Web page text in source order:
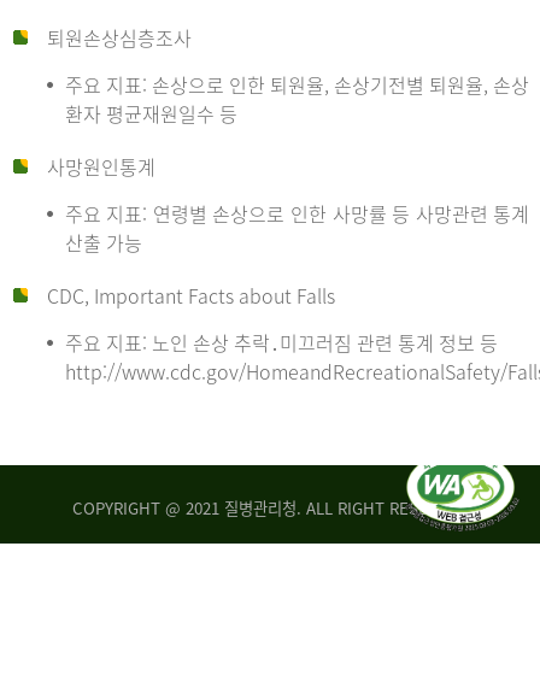
퇴원손상심층조사
주요 지표: 손상으로 인한 퇴원율, 손상기전별 퇴원율, 손상
환자 평균재원일수 등
사망원인통계
주요 지표: 연령별 손상으로 인한 사망률 등 사망관련 통계
산출 가능
CDC, Important Facts about Falls
주요 지표: 노인 손상 추락․미끄러짐 관련 통계 정보 등
http://www.cdc.gov/HomeandRecreationalSafety/
COPYRIGHT @ 2021 질병관리청. ALL RIGHT RESERVED